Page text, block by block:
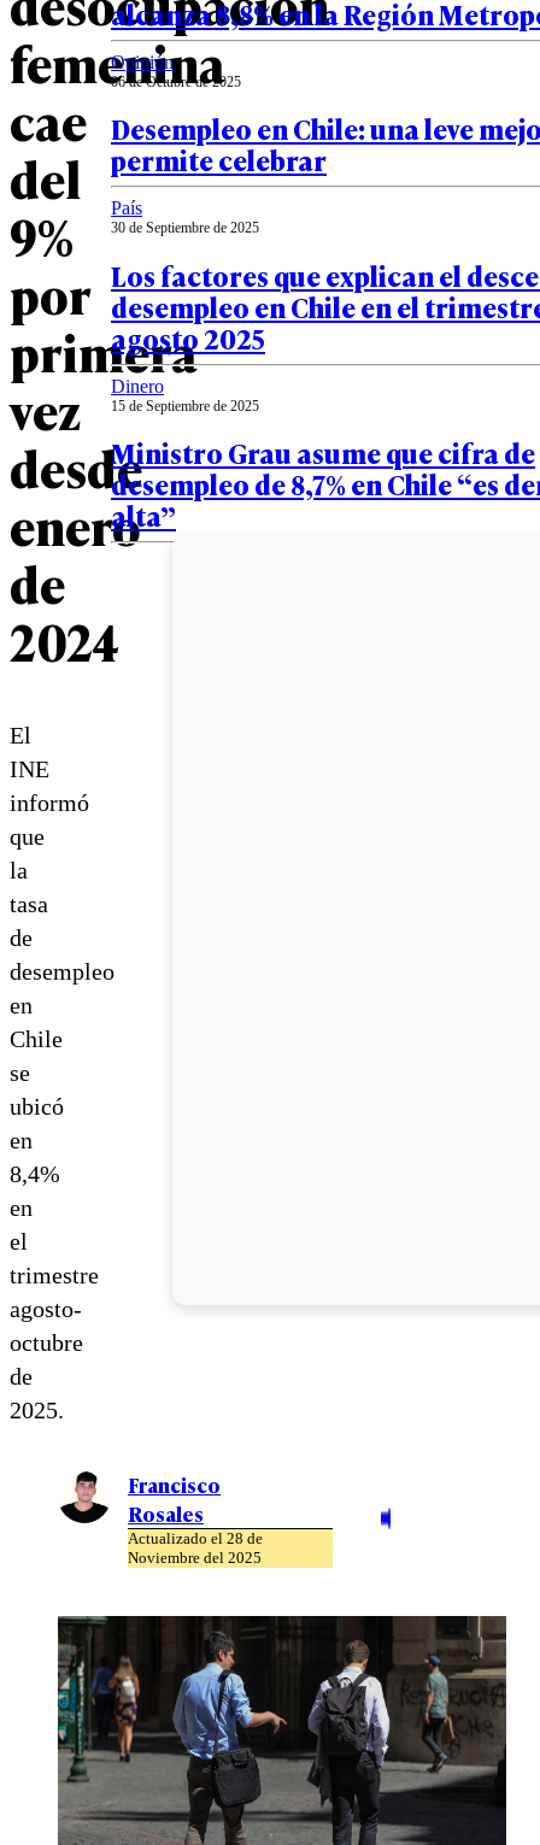
femenina
cae
del
9%
por
primera
vez
desde
enero
de
2024
El
INE
informó
que
la
tasa
de
desempleo
en
Chile
se
ubicó
en
8,4%
en
el
trimestre
agosto-
octubre
de
2025.
Francisco
Rosales
Actualizado el 28 de
Noviembre del 2025
alcanza 8,8% en la Región
Opinión
06 de Octubre de 2025
Desempleo en Chile: una leve
permite celebrar
País
30 de Septiembre de 2025
Los factores que explican el
desempleo en Chile en el
agosto 2025
Dinero
15 de Septiembre de 2025
Ministro Grau asume que cifra de
desempleo de 8,7% en Chile “es
alta”